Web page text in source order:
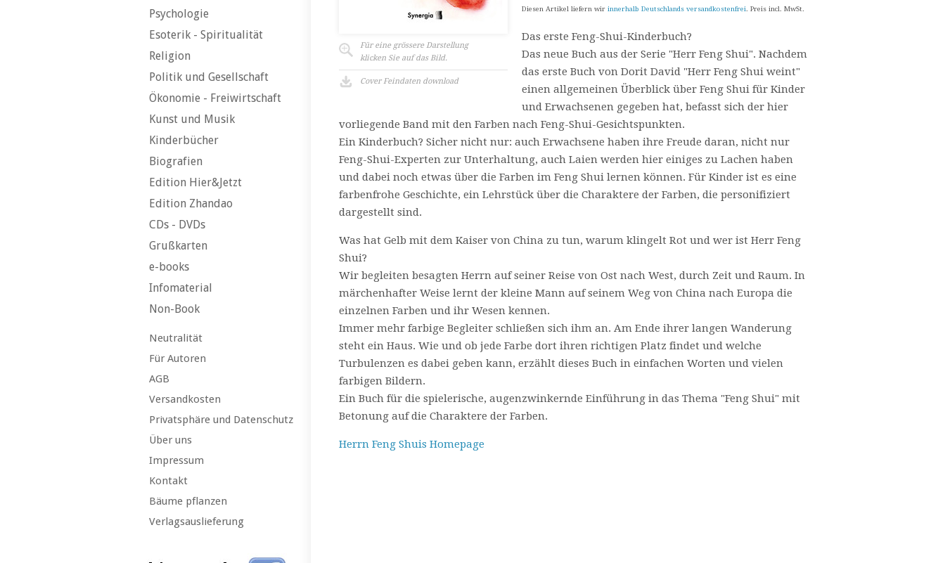
Psychologie
Esoterik - Spiritualität
Religion
Politik und Gesellschaft
Ökonomie - Freiwirtschaft
Kunst und Musik
Kinderbücher
Biografien
Edition Hier&Jetzt
Edition Zhandao
CDs - DVDs
Grußkarten
e-books
Infomaterial
Non-Book
Neutralität
Für Autoren
AGB
Versandkosten
Privatsphäre und Datenschutz
Über uns
Impressum
Kontakt
Bäume pflanzen
Verlagsauslieferung
Für eine grössere Darstellung
klicken Sie auf das Bild.
Cover Feindaten download
Diesen Artikel liefern wir innerhalb Deutschlands versandkostenfrei. Preis incl. MwSt.
Das erste Feng-Shui-Kinderbuch?
Das neue Buch aus der Serie "Herr Feng Shui". Nachdem
das erste Buch von Dorit David "Herr Feng Shui weint"
einen allgemeinen Überblick über Feng Shui für Kinder
und Erwachsenen gegeben hat, befasst sich der hier
vorliegende Band mit den Farben nach Feng-Shui-Gesichtspunkten.
Ein Kinderbuch? Sicher nicht nur: auch Erwachsene haben ihre Freude daran, nicht nur
Feng-Shui-Experten zur Unterhaltung, auch Laien werden hier einiges zu Lachen haben
und dabei noch etwas über die Farben im Feng Shui lernen können. Für Kinder ist es eine
farbenfrohe Geschichte, ein Lehrstück über die Charaktere der Farben, die personifiziert
dargestellt sind.
Was hat Gelb mit dem Kaiser von China zu tun, warum klingelt Rot und wer ist Herr Feng
Shui?
Wir begleiten besagten Herrn auf seiner Reise von Ost nach West, durch Zeit und Raum. In
märchenhafter Weise lernt der kleine Mann auf seinem Weg von China nach Europa die
einzelnen Farben und ihr Wesen kennen.
Immer mehr farbige Begleiter schließen sich ihm an. Am Ende ihrer langen Wanderung
steht ein Haus. Wie und ob jede Farbe dort ihren richtigen Platz findet und welche
Turbulenzen es dabei geben kann, erzählt dieses Buch in einfachen Worten und vielen
farbigen Bildern.
Ein Buch für die spielerische, augenzwinkernde Einführung in das Thema "Feng Shui" mit
Betonung auf die Charaktere der Farben.
Herrn Feng Shuis Homepage